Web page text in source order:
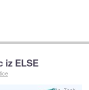
iz ELSE